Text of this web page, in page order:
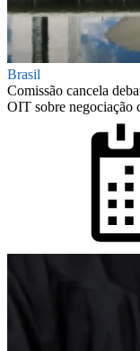
Brasil
Comissão cancela
OIT sobre negociação